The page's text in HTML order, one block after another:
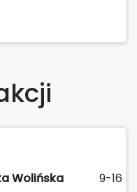
Wolińska
9-16